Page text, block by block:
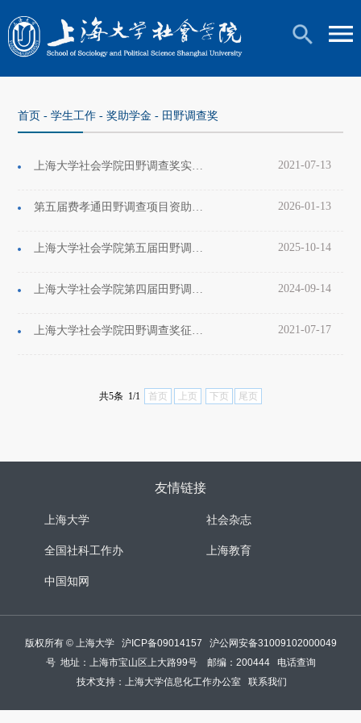
首页 -学生工作 -奖助学金 - 田野调查奖
上海大学社会学院田野调查奖实施细则 2021-07-13
第五届费孝通田野调查项目资助计划优秀结项报告名单 2026-01-13
上海大学社会学院第五届田野调查奖征文公告 2025-10-14
上海大学社会学院第四届田野调查奖征文公告 2024-09-14
上海大学社会学院田野调查奖征文公告 2021-07-17
共5条 1/1 首页 上页 下页 尾页
友情链接
上海大学 社会杂志
全国社科工作办 上海教育
中国知网
版权所有 ©上海大学 沪ICP备09014157
沪公网安备31009102000049
号地址：上海市宝山区上大路99号 邮编：200444
电话查询
技术支持： 上海大学信息化工作办公室 联系我们